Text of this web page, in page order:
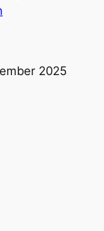
2025